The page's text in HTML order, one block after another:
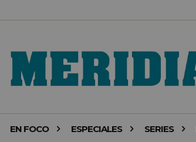
EN FOCO ESPECIALES SERIES